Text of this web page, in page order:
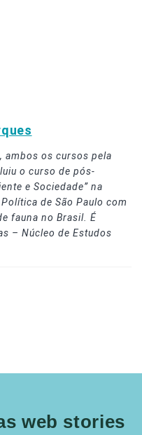
ambos os cursos pela
o curso de pós-
e Sociedade” na
de São Paulo com
fauna no Brasil. É
– Núcleo de Estudos
web stories